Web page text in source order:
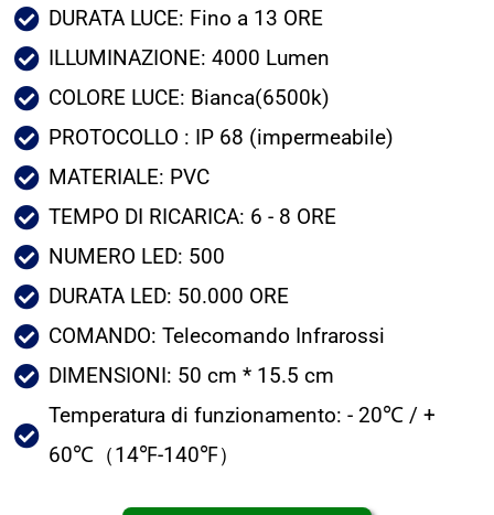
DURATA LUCE: Fino a 13 ORE
ILLUMINAZIONE: 4000 Lumen
COLORE LUCE: Bianca(6500k)
PROTOCOLLO : IP 68 (impermeabile)
MATERIALE: PVC
TEMPO DI RICARICA: 6 - 8 ORE
NUMERO LED: 500
DURATA LED: 50.000 ORE
COMANDO: Telecomando Infrarossi
DIMENSIONI: 50 cm * 15.5 cm
Temperatura di funzionamento: - 20℃ / +
60℃（14℉-140℉）